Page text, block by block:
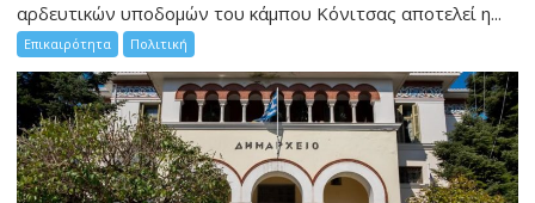
αρδευτικών υποδομών του κάμπου Κόνιτσας αποτελεί η...
Επικαιρότητα Πολιτική